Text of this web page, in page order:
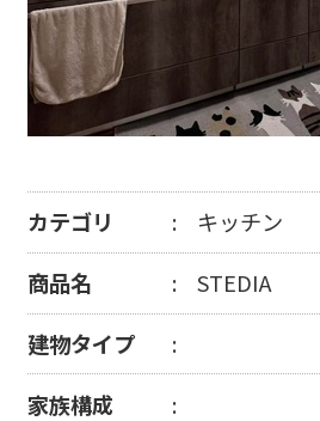
カテゴリ
キッチン
商品名
STEDIA
建物タイプ
家族構成